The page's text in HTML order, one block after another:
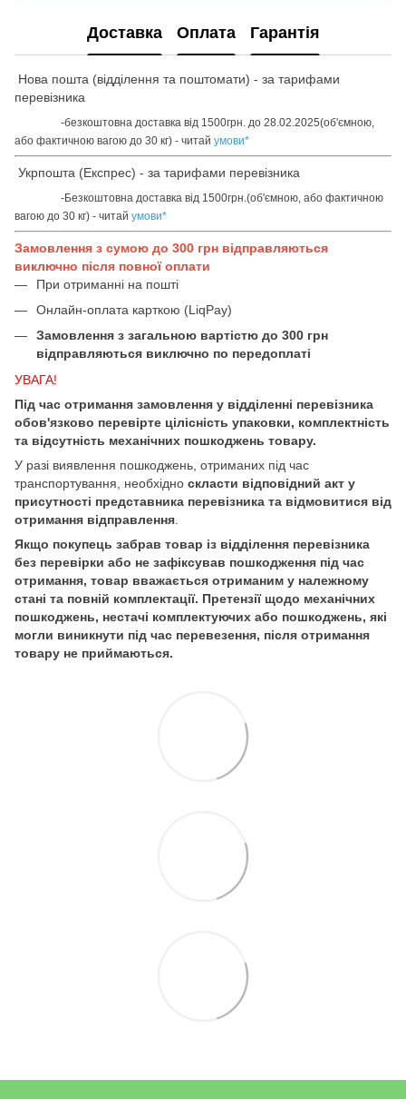
Доставка Оплата Гарантія
Нова пошта (відділення та поштомати) - за тарифами
перевізника
-безкоштовна доставка від 1500грн. до 28.02.2025(об'ємною,
або фактичною вагою до 30 кг) - читай умови*
Укрпошта (Експрес) - за тарифами перевізника
-Безкоштовна доставка від 1500грн.(об'ємною, або фактичною
вагою до 30 кг) - читай умови*
Замовлення з сумою до 300 грн відправляються
виключно після повної оплати
При отриманні на пошті
Онлайн-оплата карткою (LiqPay)
Замовлення з загальною вартістю до 300 грн
відправляються виключно по передоплаті
УВАГА!
Під час отримання замовлення у відділенні перевізника
обов'язково перевірте цілісність упаковки, комплектність
та відсутність механічних пошкоджень товару.
У разі виявлення пошкоджень, отриманих під час
транспортування, необхідно скласти відповідний акт у
присутності представника перевізника та відмовитися від
отримання відправлення
Якщо покупець забрав товар із відділення перевізника
без перевірки або не зафіксував пошкодження під час
отримання, товар вважається отриманим у належному
стані та повній комплектації. Претензії щодо механічних
пошкоджень, нестачі комплектуючих або пошкоджень, які
могли виникнути під час перевезення, після отримання
товару не приймаються.